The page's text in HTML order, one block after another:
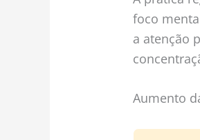
foco
a atenção
Aumento